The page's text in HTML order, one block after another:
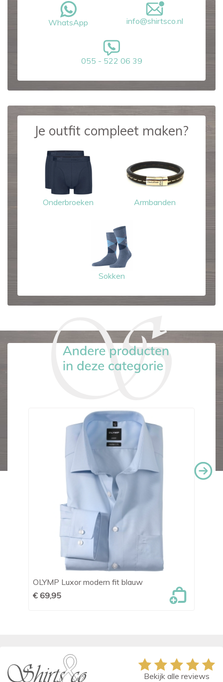
WhatsApp info@shirtsco.nl
055 - 522 06 39
Je outfit compleet maken?
Onderbroeken Armbanden
Sokken
OLYMP Luxor modern fit blauw
€ 69,95
Bekijk alle reviews